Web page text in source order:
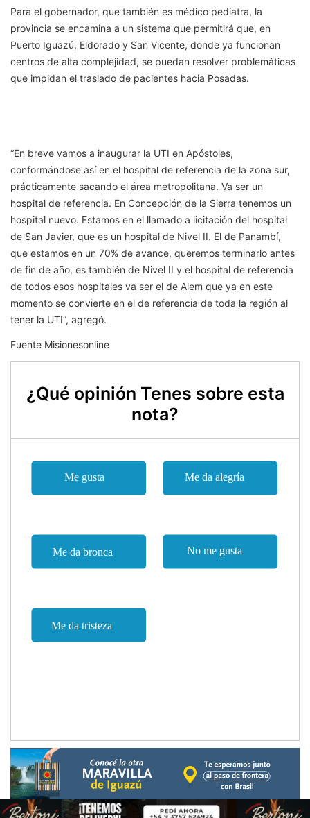
Para el gobernador, que también es médico pediatra, la
provincia se encamina a un sistema que permitirá que, en
Puerto Iguazú, Eldorado y San Vicente, donde ya funcionan
centros de alta complejidad, se puedan resolver problemáticas
que impidan el traslado de pacientes hacia Posadas.
“En breve vamos a inaugurar la UTI en Apóstoles,
conformándose así en el hospital de referencia de la zona sur,
prácticamente sacando el área metropolitana. Va ser un
hospital de referencia. En Concepción de la Sierra tenemos un
hospital nuevo. Estamos en el llamado a licitación del hospital
de San Javier, que es un hospital de Nivel II. El de Panambí,
que estamos en un 70% de avance, queremos terminarlo antes
de fin de año, es también de Nivel II y el hospital de referencia
de todos esos hospitales va ser el de Alem que ya en este
momento se convierte en el de referencia de toda la región al
tener la UTI”, agregó.
Fuente Misionesonline
¿Qué opinión Tenes sobre esta
nota?